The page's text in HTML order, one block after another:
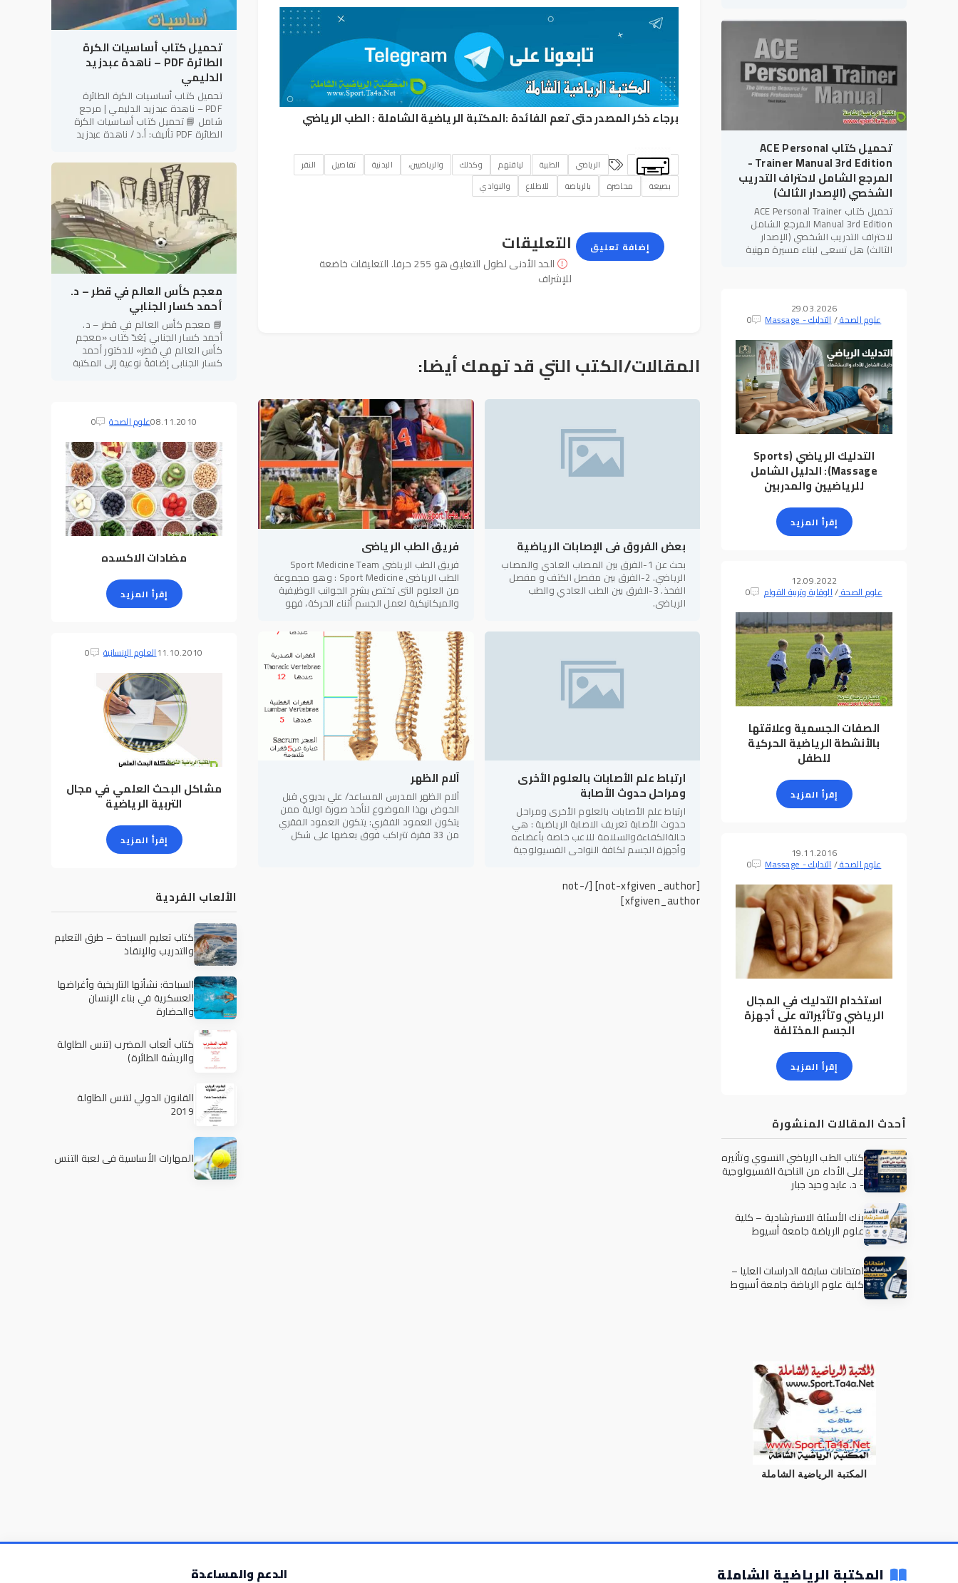
والإعاقات
تحميل كتاب ACE Personal
Trainer Manual 3rd Edition -
المرجع الشامل لاحتراف التدريب
الشخصي (الإصدار الثالث)
تحميل كتاب ACE Personal Trainer
Manual 3rd Edition المرجع الشامل
لاحتراف التدريب الشخصي (الإصدار
الثالث) هل تسعى لبناء مسيرة مهنية
29.03.2026
علوم الصحة/التدليك - Massage 0
التدليك الرياضي (Sports
Massage): الدليل الشامل
للرياضيين والمدربين
إقرأ المزيد
12.09.2022
علوم الصحة/الوقاية وتربية القوام 0
الصفات الجسمية وعلاقتها
بالأنشطة الرياضية الحركية
للطفل
إقرأ المزيد
19.11.2016
علوم الصحة/التدليك - Massage 0
استخدام التدليك في المجال
الرياضي وتأثيراته على أجهزة
الجسم المختلفة
إقرأ المزيد
أحدث المقالات المنشورة
كتاب الطب الرياضي النسوي وتأثيره
على الأداء من الناحية الفسيولوجية
- د. عايد وحيد جبار
بنك الأسئلة الاسترشادية – كلية
علوم الرياضة جامعة أسيوط
امتحانات سابقة الدراسات العليا –
كلية علوم الرياضة جامعة أسيوط
المكتبة الرياضية الشاملة
برجاء ذكر المصدر حتى تعم الفائدة :المكتبة الرياضية الشاملة :الطب الرياضي
الرياضي الطبية لياقتهم وكذلك والرياضيين، البدنية تفاصيل
النقر
بصيغة
محاضرة بالرياضة للاطلاع والنوادي
التعليقات
الحد الأدنى لطول التعليق هو 255 حرفا. التعليقات خاضعة
للإشراف
إضافة تعليق
المقالات/الكتب التي قد تهمك أيضا:
بعض الفروق فى الإصابات الرياضية
بحث عن 1-الفرق بين المصاب العادي والمصاب
الرياضي. 2-الفرق بين مفصل الكتف و مفصل
الفخذ. 3-الفرق بين الطب العادي والطب
الرياضي.
فريق الطب الرياضى
فريق الطب الرياضى Sport Medicine Team
الطب الرياضى Sport Medicine : وهو مجموعة
من العلوم التى تختص بشرح الجوانب الوظيفية
والميكانيكية لعمل الجسم أثناء الحركة، فهو
ارتباط علم الأصابات بالعلوم الأخرى
ومراحل حدوث الأصابة
ارتباط علم الأصابات بالعلوم الأخرى ومراحل
حدوث الأصابة تعريف الاصابة الرياضية : هي
حالةالكفاءةوالسلامة للاعب خاصة بأعضاءه
وأجهزة الجسم لكافة النواحي الفسيولوجية
آلام الظهر
آلام الظهر المدرس المساعد/ علي بديوي قبل
الخوض بهذا الموضوع لنأخذ صورة اولية ممن
يتكون العمود الفقري: يتكون العمود الفقري
من 33 فقرة تتراكب فوق بعضها على شكل
[not-xfgiven_author]
[/not-
xfgiven_author]
تحميل كتاب أساسيات الكرة
الطائرة PDF – ناهدة عبدزيد
الدليمي
تحميل كتاب أساسيات الكرة الطائرة
PDF – ناهدة عبدزيد الدليمي | مرجع
شامل 📘 تحميل كتاب أساسيات الكرة
الطائرة PDF تأليف: أ.د / ناهدة عبدزيد
العراق في إطار دعم
معجم كأس العالم في قطر – د.
أحمد كسار الجنابي
📘 معجم كأس العالم في قطر – د.
أحمد كسار الجنابي يُعَدّ كتاب «معجم
كأس العالم في قطر» للدكتور أحمد
كسار الجنابي إضافةً نوعية إلى المكتبة
08.11.2010علوم الصحة 0
مضادات الاكسده
إقرأ المزيد
11.10.2010العلوم الإنسانية 0
مشاكل البحث العلمي في مجال
التربية الرياضية
إقرأ المزيد
الألعاب الفردية
كتاب تعليم السباحة – طرق التعليم
والتدريب والإنقاذ
السباحة: نشأتها التاريخية وأغراضها
العسكرية في بناء الإنسان
والحضارة
كتاب ألعاب المضرب (تنس الطاولة
والريشة الطائرة)
القانون الدولي لتنس الطاولة
2019
المهارات الأساسية في لعبة التنس
المكتبة الرياضية الشاملة الدعم والمساعدة